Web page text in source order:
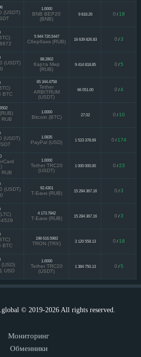
(USDT)
1.0000
BNB BEP20
(BNB)
9 818.26 0 / 18
5 944 720.5447
Сбербанк (RUB) 16 639 826.83 0 / 3
(USDT)
88.2802
Карта Мир
(RUB)
9 414 818.85 0 / 5
BTC
65 344.4758
Tether
ARBITRUM
(USDT)
66 051.00 0 / 4
1.0000
Bitcoin (BTC) 27.02 0 / 10
(USDT)
1.0835
PayPal (USD) 1 523 378.69 0 / 174
1.0000
Tether TRC20
(USDT)
1 000 000.00 0 / 23
(USDT)
92.4301
Т-Банк (RUB) 15 284 367.16 0 / 3
4 173.7842
Т-Банк (RUB) 15 284 367.16 0 / 3
BTC
198 616.5983
TRON (TRX) 3 120 558.13 0 / 18
USD
1.0000
Tether TRC20
(USDT)
1 384 750.13 0 / 5
© 2019-2026 All rights reserved.
Мониторинг
Обменники